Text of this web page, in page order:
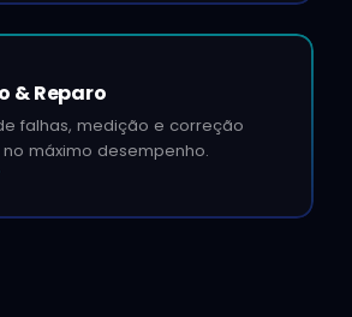
& Reparo
falhas, medição e correção
máximo desempenho.